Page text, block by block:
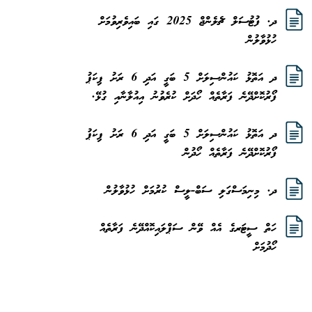
ދ. ފުޓުސަލް ޗެލެންޖް 2025 ގައި ބައިވެރިވުމަށް
ހުޅުވާލުން
ދ އަތޮޅު ކައުންސިލަށް 5 ބަގީ އަދި 6 ރަށު ޕިކަޕު
ފޯރުކޮށްދޭނެ ފަރާތެއް ހޯދަށް ކުރެވުނު އިއުލާނާއި ގުޅޭ.
ދ އަތޮޅު ކައުންސިލަށް 5 ބަގީ އަދި 6 ރަށު ޕިކަޕު
ފޯރުކޮށްދޭނެ ފަރާތެއް ހޯދުން
ދ. މިނިމަސްގަލި ސަބް-ލީސް ކުރުމަށް ހުޅުވާލުން
ހަތް ސީޓަރގެ އެއް ވޭން ސަޕްލައިކޮއްދޭނެ ފަރާތެއް
ހޯދުމަށް